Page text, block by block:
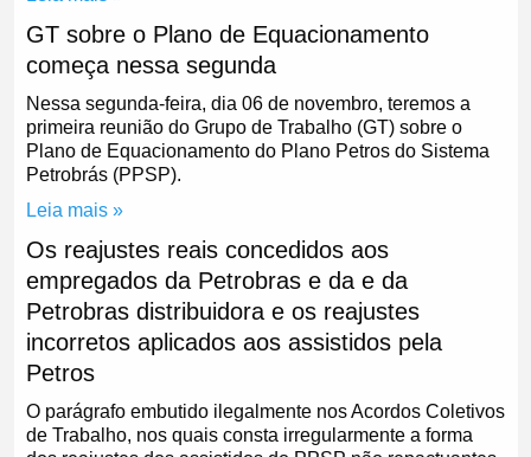
GT sobre o Plano de Equacionamento
começa nessa segunda
Nessa segunda-feira, dia 06 de novembro, teremos a
primeira reunião do Grupo de Trabalho (GT) sobre o
Plano de Equacionamento do Plano Petros do Sistema
Petrobrás (PPSP).
Leia mais »
Os reajustes reais concedidos aos
empregados da Petrobras e da e da
Petrobras distribuidora e os reajustes
incorretos aplicados aos assistidos pela
Petros
O parágrafo embutido ilegalmente nos Acordos Coletivos
de Trabalho, nos quais consta irregularmente a forma